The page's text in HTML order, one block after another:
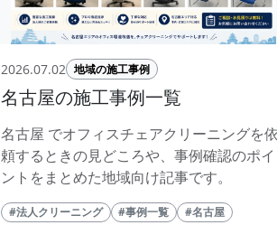
2026.07.02 地域の施工事例
名古屋の施工事例一覧
名古屋 でオフィスチェアクリーニングを
頼するときの見どころや、事例確認のポイ
ントをまとめた地域向け記事です。
#法人クリーニング #事例一覧 #名古屋